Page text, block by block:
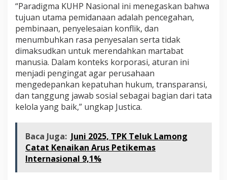
“Paradigma KUHP Nasional ini menegaskan bahwa
tujuan utama pemidanaan adalah pencegahan,
pembinaan, penyelesaian konflik, dan
menumbuhkan rasa penyesalan serta tidak
dimaksudkan untuk merendahkan martabat
manusia. Dalam konteks korporasi, aturan ini
menjadi pengingat agar perusahaan
mengedepankan kepatuhan hukum, transparansi,
dan tanggung jawab sosial sebagai bagian dari tata
kelola yang baik,” ungkap Justica.
Baca Juga: Juni 2025, TPK Teluk Lamong
Catat Kenaikan Arus Petikemas
Internasional 9,1%